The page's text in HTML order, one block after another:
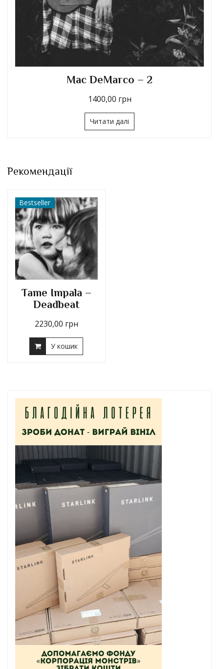
Mac DeMarco – 2
1400,00 грн
Читати далі
Рекомендації
Bestseller
Tame Impala –
Deadbeat
2230,00 грн
У кошик